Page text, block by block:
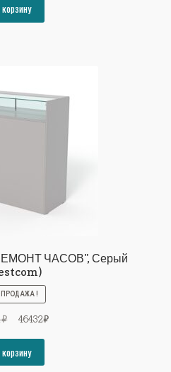
составляла
50301₽.
ЧАСОВ", Серый
₽
Первоначальная
составляла
50301₽.
46432₽Текущая